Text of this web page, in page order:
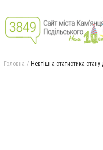
Головна Невтішна статистика